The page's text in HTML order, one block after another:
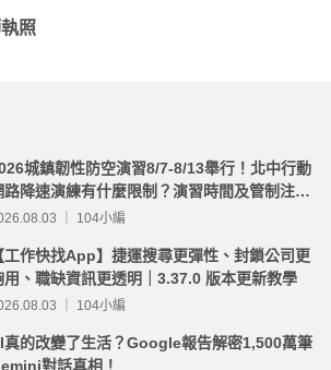
照
城鎮韌性防空演習8/7-8/13舉行！北中行動
路降速演練有什麼限制？演習時間及管制注意
項整理 ｜ 104小編
工作快找App】捷運搜尋更彈性、封鎖公司更
用、職缺資訊更透明｜3.37.0 版本更新教學
｜ 104小編
真的改變了生活？Google報告解密1,500萬筆
對話真相！